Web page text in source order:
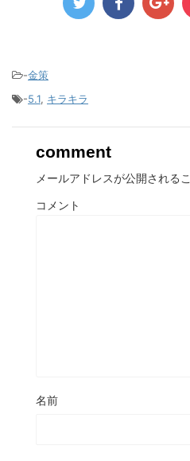
-金策
-5.1, キラキラ
comment
メールアドレスが公開される
コメント
名前